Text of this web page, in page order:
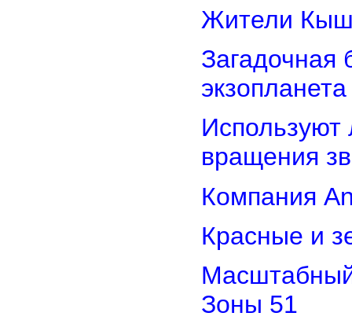
Жители
Загадочная
экзопланета
Используют
вращения
Компания
Красные и
Зоны 51